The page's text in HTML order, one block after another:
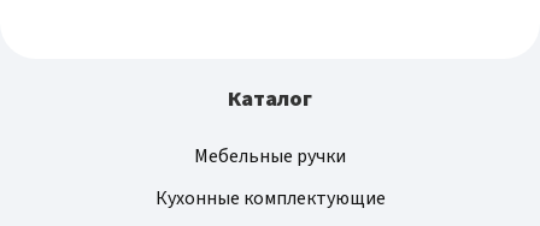
Каталог
Мебельные ручки
Кухонные комплектующие